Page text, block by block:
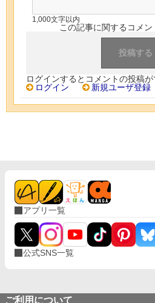
1,000文字以内
この記事に関するコメ
ログインするとコメントの投稿が
ログイン
新規ユーザ登録
アプリ一覧
公式SNS一覧
ご利用について